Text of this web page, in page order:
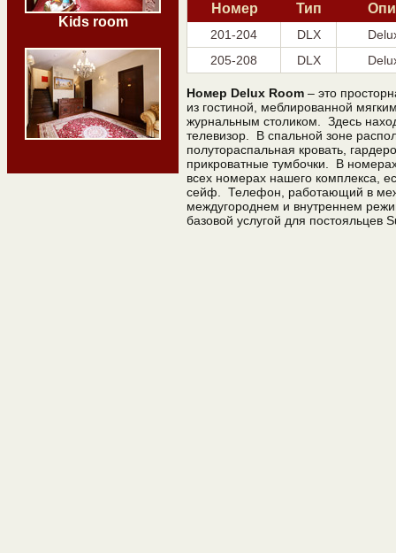
Kids room
Номер Тип
201-204 DLX
205-208
DLX
Номер Delux Room – это
из гостиной, меблированной
журнальным столиком. Здесь
телевизор. В спальной зоне
полутораспальная кровать,
прикроватные тумбочки. В
всех номерах нашего комплекса,
сейф. Телефон, работающий в
междугороднем и внутреннем
базовой услугой для постояльцев